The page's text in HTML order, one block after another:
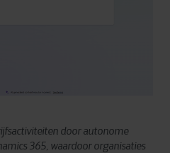
door autonome
365, waardoor organisaties